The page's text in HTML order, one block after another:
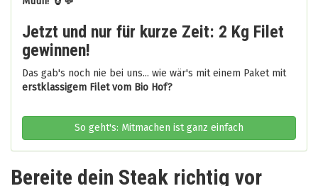
Jetzt und nur für kurze Zeit: 2 Kg Filet
gewinnen!
Das gab's noch nie bei uns... wie wär's mit einem Paket mit
erstklassigem Filet vom Bio Hof?
So geht's: Mitmachen ist ganz einfach
Bereite dein Steak richtig vor